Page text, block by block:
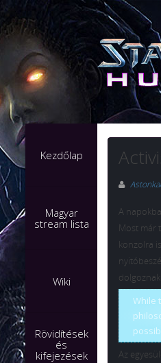
Kezdőlap
Magyar
stream lista
Wiki
Rövidítések
és
kifejezések
A
Most már
konzolra
While
Az